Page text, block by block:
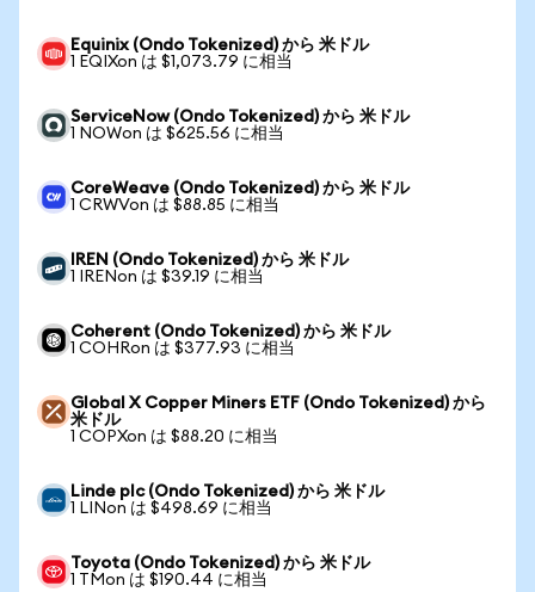
Equinix (Ondo Tokenized) から 米ドル
1 EQIXon は $1,073.79 に相当
ServiceNow (Ondo Tokenized) から 米ドル
1 NOWon は $625.56 に相当
CoreWeave (Ondo Tokenized) から 米ドル
1 CRWVon は $88.85 に相当
IREN (Ondo Tokenized) から 米ドル
1 IRENon は $39.19 に相当
Coherent (Ondo Tokenized) から 米ドル
1 COHRon は $377.93 に相当
Global X Copper Miners ETF (Ondo Tokenized) から
米ドル
1 COPXon は $88.20 に相当
Linde plc (Ondo Tokenized) から 米ドル
1 LINon は $498.69 に相当
Toyota (Ondo Tokenized) から 米ドル
1 TMon は $190.44 に相当